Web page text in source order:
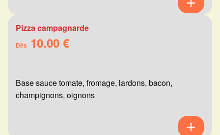
Pizza campagnarde
Dès 10.00 €
Base sauce tomate, fromage, lardons, bacon,
champignons, oignons